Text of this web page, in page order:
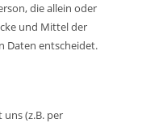
die allein oder
und Mittel der
Daten entscheidet.
(z.B. per